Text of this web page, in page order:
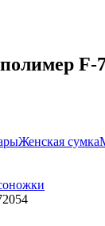
F-
Женская сумка